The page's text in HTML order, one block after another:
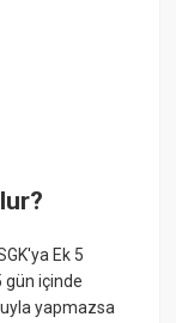
Ek 5
gün içinde
yapmazsa